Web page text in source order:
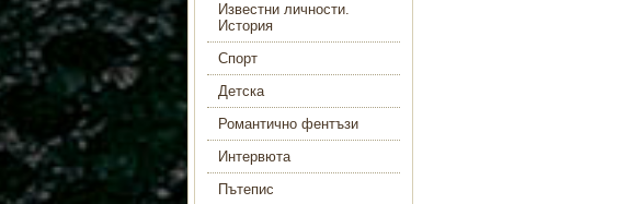
Известни личности.
История
Спорт
Детска
Романтично фентъзи
Интервюта
Пътепис